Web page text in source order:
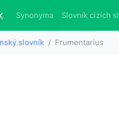
Slovník
Synonyma Slovník cizích
slovník Frumentarius